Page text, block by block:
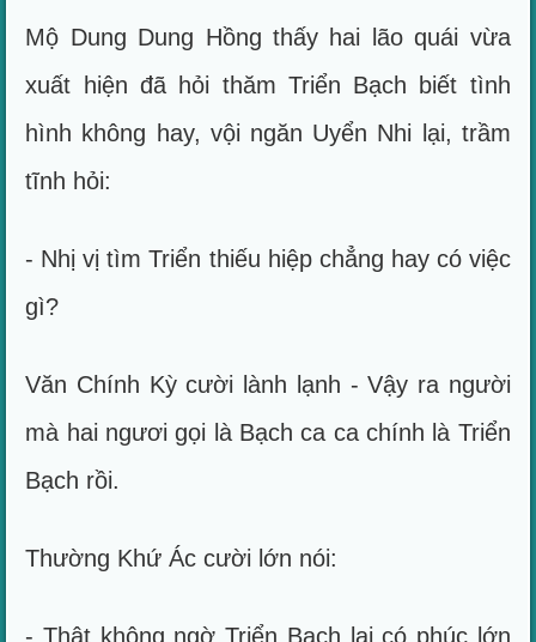
Mộ Dung Dung Hồng thấy hai lão quái vừa
xuất hiện đã hỏi thăm Triển Bạch biết tình
hình không hay, vội ngăn Uyển Nhi lại, trầm
tĩnh hỏi:
- Nhị vị tìm Triển thiếu hiệp chẳng hay có việc
gì?
Văn Chính Kỳ cười lành lạnh - Vậy ra người
mà hai ngươi gọi là Bạch ca ca chính là Triển
Bạch rồi.
Thường Khứ Ác cười lớn nói:
- Thật không ngờ Triển Bạch lại có phúc lớn